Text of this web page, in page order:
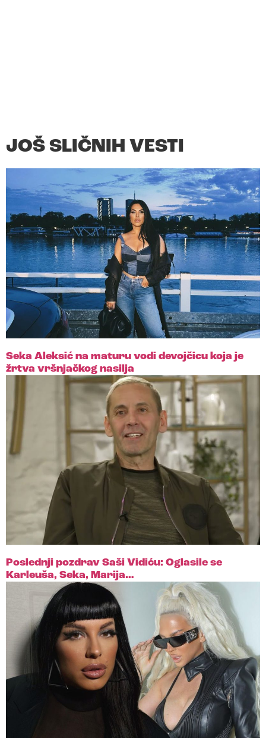
JOŠ SLIČNIH VESTI
Seka Aleksić na maturu vodi devojčicu koja je
žrtva vršnjačkog nasilja
Poslednji pozdrav Saši Vidiću: Oglasile se
Karleuša, Seka, Marija…